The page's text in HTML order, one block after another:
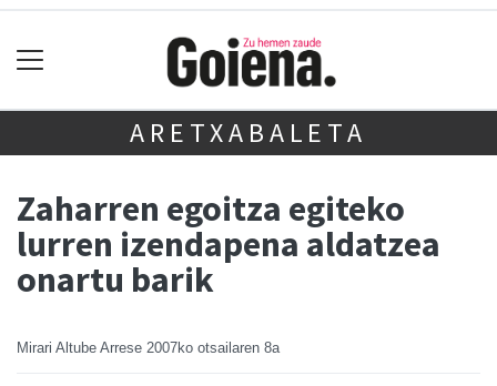
ARETXABALETA
Zaharren egoitza egiteko
lurren izendapena aldatzea
onartu barik
Mirari Altube Arrese 2007ko otsailaren 8a